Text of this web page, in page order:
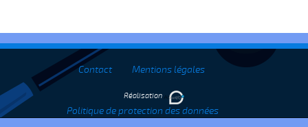
Contact Mentions légales
Politique de protection des données
Réalisation